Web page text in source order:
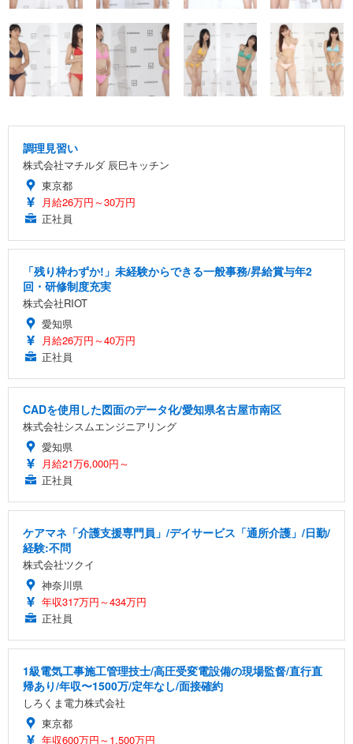
調理見習い
株式会社マチルダ 辰巳キッチン
東京都
月給26万円～30万円
正社員
「残り枠わずか!」未経験からできる一般事務/昇給賞与年2
回・研修制度充実
株式会社RIOT
愛知県
月給26万円～40万円
正社員
CADを使用した図面のデータ化/愛知県名古屋市南区
株式会社シスムエンジニアリング
愛知県
月給21万6,000円～
正社員
ケアマネ「介護支援専門員」/デイサービス「通所介護」/日勤/
経験:不問
株式会社ツクイ
神奈川県
年収317万円～434万円
正社員
1級電気工事施工管理技士/高圧受変電設備の現場監督/直行直
帰あり/年収〜1500万/定年なし/面接確約
しろくま電力株式会社
東京都
年収600万円～1,500万円